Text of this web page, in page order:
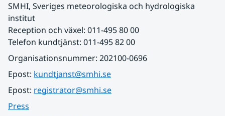
SMHI, Sveriges meteorologiska och hydrologiska
institut
Reception och växel: 011-495 80 00
Telefon kundtjänst: 011-495 82 00
Organisationsnummer: 202100-0696
Epost: kundtjanst@smhi.se
Epost: registrator@smhi.se
Press